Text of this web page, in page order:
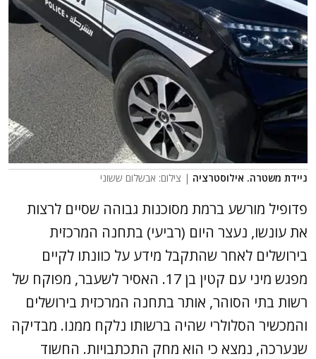
ניידת משטרה. אילוסטרציה | צילום: אבשלום ששוני
פדופיל מורשע ברמת מסוכנות גבוהה שסיים לרצות
את עונשו, נעצר היום (רביעי) בתחנה המרכזית
בירושלים לאחר שהתקבל מידע על כוונתו לקיים
מפגש מיני עם קטין בן 17. האסיר לשעבר, מפוקח של
רשות בתי הסוהר, אותר בתחנה המרכזית בירושלים
והמכשיר הסלולרי שהיה ברשותו נלקח ממנו. מבדיקה
שנערכה, נמצא כי הוא מחק התכתבויות. החשוד